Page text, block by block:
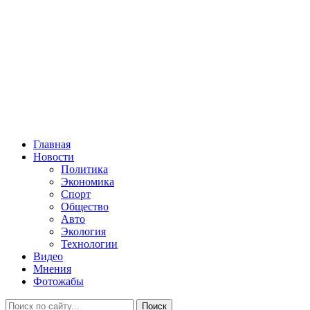
Главная
Новости
Политика
Экономика
Спорт
Общество
Авто
Экология
Технологии
Видео
Мнения
Фотожабы
Поиск